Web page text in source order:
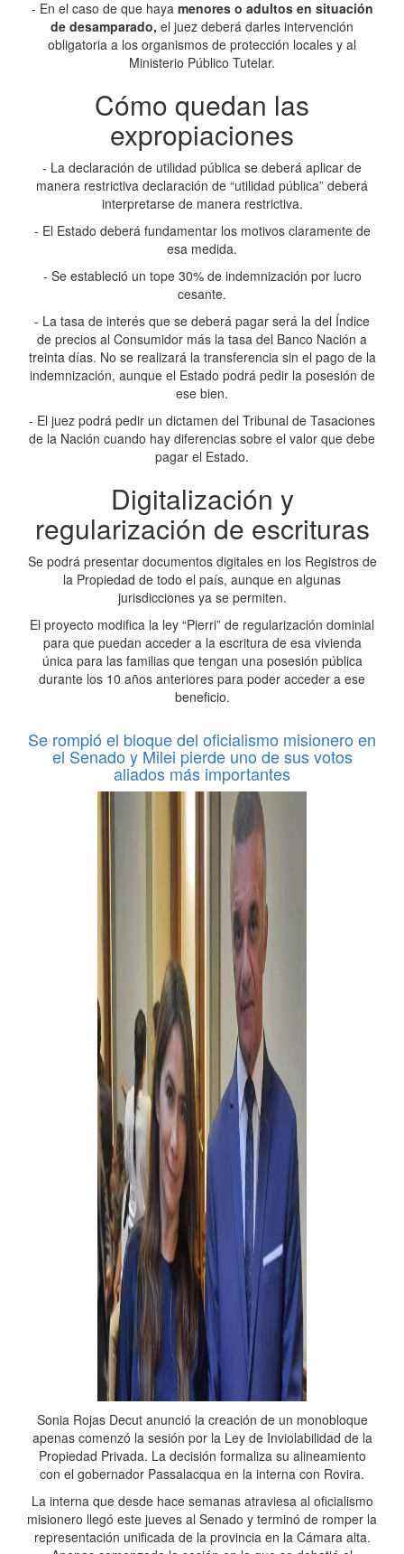
- En el caso de que haya menores o adultos en situación
de desamparado, el juez deberá darles intervención
obligatoria a los organismos de protección locales y al
Ministerio Público Tutelar.
Cómo quedan las
expropiaciones
- La declaración de utilidad pública se deberá aplicar de
manera restrictiva declaración de “utilidad pública” deberá
interpretarse de manera restrictiva.
- El Estado deberá fundamentar los motivos claramente de
esa medida.
- Se estableció un tope 30% de indemnización por lucro
cesante.
- La tasa de interés que se deberá pagar será la del Índice
de precios al Consumidor más la tasa del Banco Nación a
treinta días. No se realizará la transferencia sin el pago de la
indemnización, aunque el Estado podrá pedir la posesión de
ese bien.
- El juez podrá pedir un dictamen del Tribunal de Tasaciones
de la Nación cuando hay diferencias sobre el valor que debe
pagar el Estado.
Digitalización y
regularización de escrituras
Se podrá presentar documentos digitales en los Registros de
la Propiedad de todo el país, aunque en algunas
jurisdicciones ya se permiten.
El proyecto modifica la ley “Pierri” de regularización dominial
para que puedan acceder a la escritura de esa vivienda
única para las familias que tengan una posesión pública
durante los 10 años anteriores para poder acceder a ese
beneficio.
Se rompió el bloque del oficialismo misionero en
el Senado y Milei pierde uno de sus votos
aliados más importantes
Sonia Rojas Decut anunció la creación de un monobloque
apenas comenzó la sesión por la Ley de Inviolabilidad de la
Propiedad Privada. La decisión formaliza su alineamiento
con el gobernador Passalacqua en la interna con Rovira.
La interna que desde hace semanas atraviesa al oficialismo
misionero llegó este jueves al Senado y terminó de romper la
representación unificada de la provincia en la Cámara alta.